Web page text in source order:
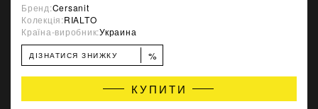
Бренд:Cersanit
Колекція:RIALTO
Країна-виробник:Украина
ДІЗНАТИСЯ ЗНИЖКУ %
КУПИТИ